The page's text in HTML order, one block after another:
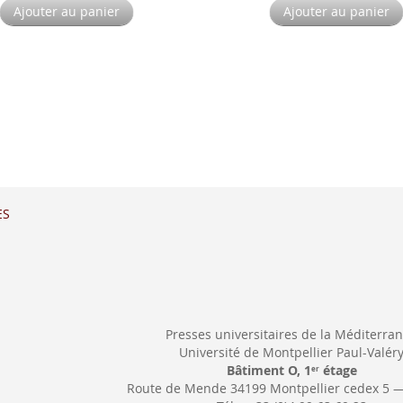
Ajouter au panier Ajouter au panier
Presses universitaires de la
Université de Montpellier Paul-Valéry
Bâtiment O, 1 erétage
Route de Mende 34199 Montpellier cedex 5 —